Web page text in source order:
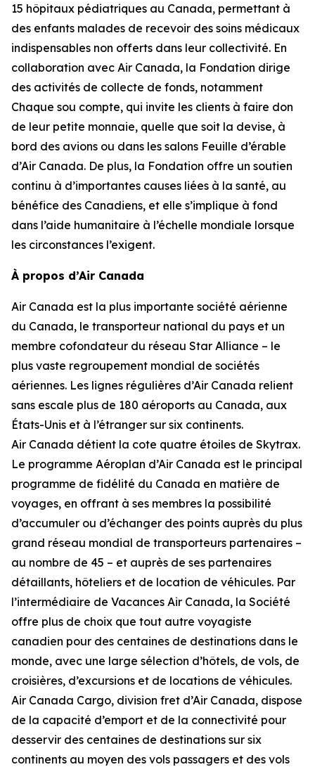
15 hôpitaux pédiatriques au Canada, permettant à
des enfants malades de recevoir des soins médicaux
indispensables non offerts dans leur collectivité. En
collaboration avec Air Canada, la Fondation dirige
des activités de collecte de fonds, notamment
Chaque sou compte, qui invite les clients à faire don
de leur petite monnaie, quelle que soit la devise, à
bord des avions ou dans les salons Feuille d’érable
d’Air Canada. De plus, la Fondation offre un soutien
continu à d’importantes causes liées à la santé, au
bénéfice des Canadiens, et elle s’implique à fond
dans l’aide humanitaire à l’échelle mondiale lorsque
les circonstances l’exigent.
À propos d’Air Canada
Air Canada est la plus importante société aérienne
du Canada, le transporteur national du pays et un
membre cofondateur du réseau Star Alliance – le
plus vaste regroupement mondial de sociétés
aériennes. Les lignes régulières d’Air Canada relient
sans escale plus de 180 aéroports au Canada, aux
États-Unis et à l’étranger sur six continents.
Air Canada détient la cote quatre étoiles de Skytrax.
Le programme Aéroplan d’Air Canada est le principal
programme de fidélité du Canada en matière de
voyages, en offrant à ses membres la possibilité
d’accumuler ou d’échanger des points auprès du plus
grand réseau mondial de transporteurs partenaires –
au nombre de 45 – et auprès de ses partenaires
détaillants, hôteliers et de location de véhicules. Par
l’intermédiaire de Vacances Air Canada, la Société
offre plus de choix que tout autre voyagiste
canadien pour des centaines de destinations dans le
monde, avec une large sélection d’hôtels, de vols, de
croisières, d’excursions et de locations de véhicules.
Air Canada Cargo, division fret d’Air Canada, dispose
de la capacité d’emport et de la connectivité pour
desservir des centaines de destinations sur six
continents au moyen des vols passagers et des vols